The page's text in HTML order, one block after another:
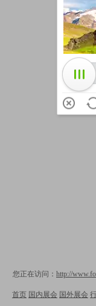
您正在访问： http://
首页 国内展会 国外展会